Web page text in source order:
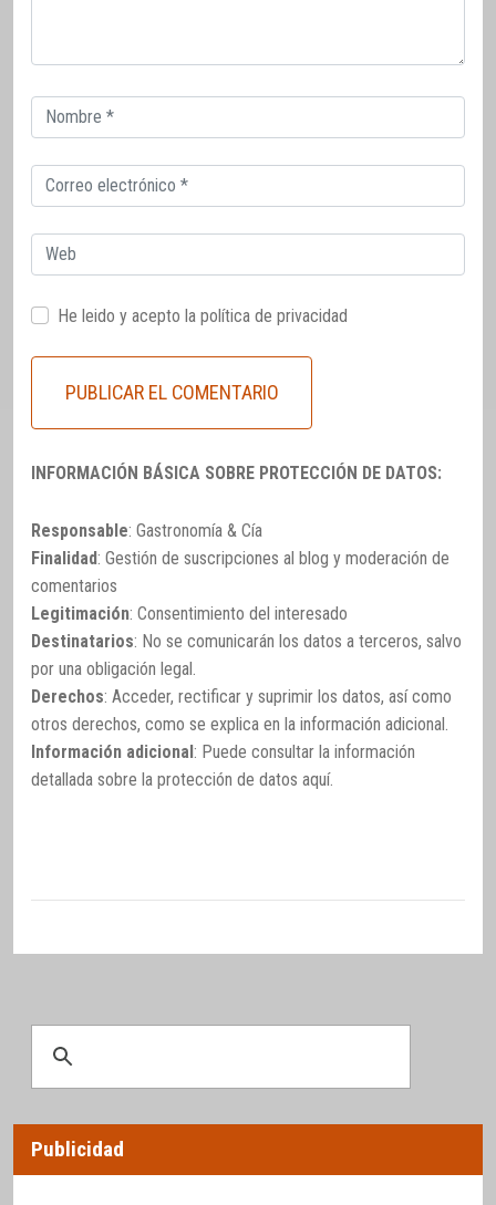
Correo
electrónico
Correo
electrónico
Web
He leido y acepto la política de privacidad
INFORMACIÓN BÁSICA SOBRE PROTECCIÓN DE DATOS:
Responsable: Gastronomía & Cía
Finalidad: Gestión de suscripciones al blog y moderación de
comentarios
Legitimación: Consentimiento del interesado
Destinatarios: No se comunicarán los datos a terceros, salvo
por una obligación legal.
Derechos: Acceder, rectificar y suprimir los datos, así como
otros derechos, como se explica en la información adicional.
Información adicional : Puede consultar la información
detallada sobre la protección de datos aquí.
Publicidad